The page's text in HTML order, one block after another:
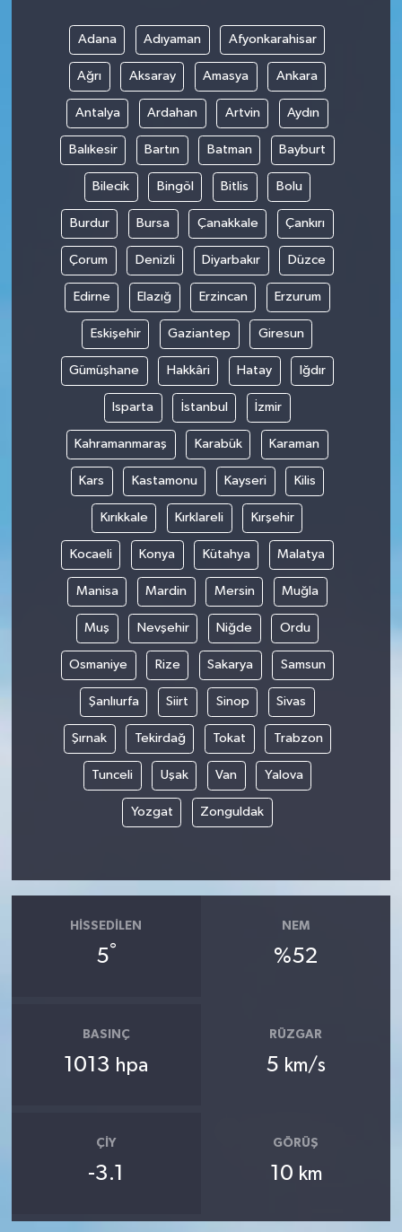
Adana Adıyaman Afyonkarahisar
Ağrı Aksaray Amasya Ankara
Antalya Ardahan Artvin Aydın
Balıkesir Bartın Batman Bayburt
Bilecik Bingöl Bitlis Bolu
Burdur Bursa Çanakkale Çankırı
Çorum Denizli Diyarbakır Düzce
Edirne Elazığ Erzincan Erzurum
Eskişehir Gaziantep Giresun
Gümüşhane Hakkâri Hatay Iğdır
Isparta İstanbul İzmir
Kahramanmaraş Karabük Karaman
Kars Kastamonu Kayseri Kilis
Kırıkkale Kırklareli Kırşehir
Kocaeli Konya Kütahya Malatya
Manisa Mardin Mersin Muğla
Muş Nevşehir Niğde Ordu
Osmaniye Rize Sakarya Samsun
Şanlıurfa Siirt Sinop Sivas
Şırnak Tekirdağ Tokat Trabzon
Tunceli Uşak Van Yalova
Yozgat Zonguldak
HISSEDILEN
5°
NEM
%52
BASINÇ
1013 hpa
RÜZGAR
5 km/s
ÇIY
-3.1
GÖRÜŞ
10 km